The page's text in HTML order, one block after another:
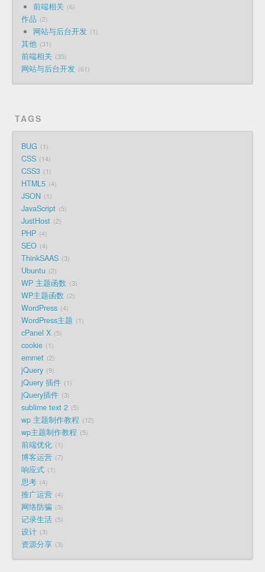
前端相关 6
作品 2
网站与后台开发 1
其他 31
前端相关 35
网站与后台开发 61
TAGS
BUG 1
CSS 14
CSS3 1
HTML5 4
JSON 1
JavaScript 5
JustHost 2
PHP 4
SEO 4
ThinkSAAS 3
Ubuntu 2
WP 主题函数 3
WP主题函数 2
WordPress 4
WordPress主题 1
cPanel X 5
cookie 1
emmet 2
jQuery 9
jQuery 插件 1
jQuery插件 3
sublime text 2 5
wp 主题制作教程 12
wp主题制作教程 5
前端优化 1
博客运营 7
响应式 1
思考 4
推广运营 4
网络防骗 3
记录生活 5
设计 3
资源分享 3